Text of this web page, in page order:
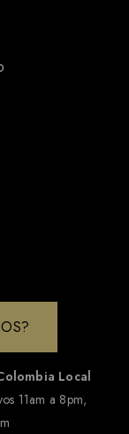
Local
11am a 8pm,